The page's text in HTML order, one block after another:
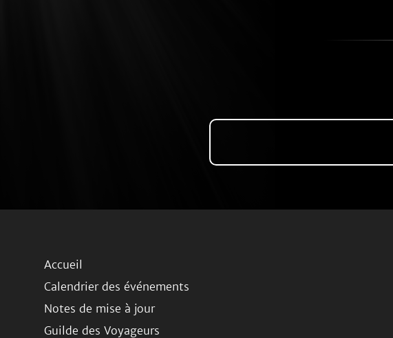
Accueil
Calendrier des événements
Notes de mise à jour
Guilde des Voyageurs